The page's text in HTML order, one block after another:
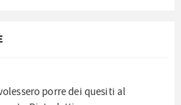
porre dei quesiti al